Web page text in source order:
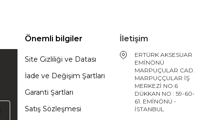
Önemli bilgiler
Site Gizliliği ve Datası
İade ve Değişim Şartları
Garanti Şartları
Satış Sözleşmesi
İletişim
ERTÜRK AKSESUAR
EMİNÖNÜ
MARPUÇULAR CAD.
MARPUÇÇULAR İŞ
MERKEZİ NO:6
DÜKKAN NO : 59-60-
61. EMİNÖNÜ -
İSTANBUL